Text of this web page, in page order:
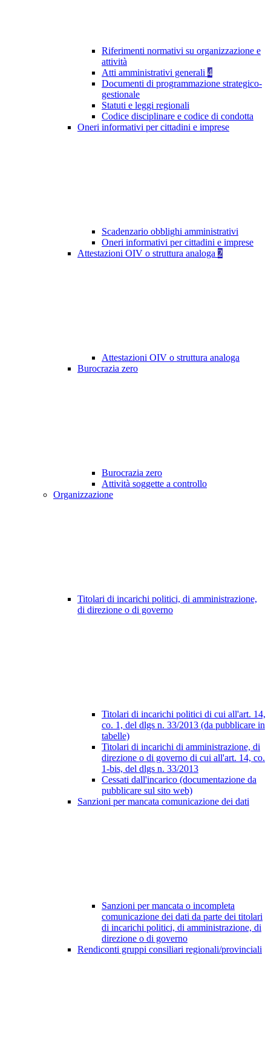
Riferimenti normativi su organizzazione e
attività
Atti amministrativi generali 4
Documenti di programmazione strategico-
gestionale
Statuti e leggi regionali
Codice disciplinare e codice di condotta
Oneri informativi per cittadini e imprese
Scadenzario obblighi amministrativi
Oneri informativi per cittadini e imprese
Attestazioni OIV o struttura analoga 2
Attestazioni OIV o struttura analoga
Burocrazia zero
Burocrazia zero
Attività soggette a controllo
Organizzazione
Titolari di incarichi politici, di amministrazione,
di direzione o di governo
Titolari di incarichi politici di cui all'art. 14,
co. 1, del dlgs n. 33/2013 (da pubblicare in
tabelle)
Titolari di incarichi di amministrazione, di
direzione o di governo di cui all'art. 14, co.
1-bis, del dlgs n. 33/2013
Cessati dall'incarico (documentazione da
pubblicare sul sito web)
Sanzioni per mancata comunicazione dei dati
Sanzioni per mancata o incompleta
comunicazione dei dati da parte dei titolari
di incarichi politici, di amministrazione, di
direzione o di governo
Rendiconti gruppi consiliari regionali/provinciali